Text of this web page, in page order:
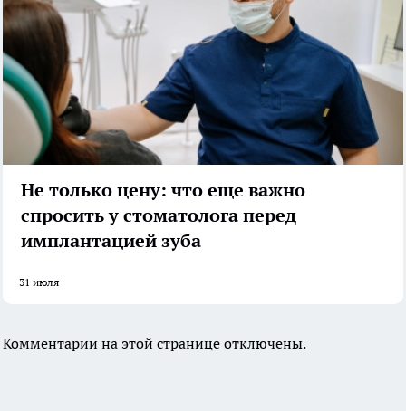
Не только цену: что еще важно
спросить у стоматолога перед
имплантацией зуба
31 июля
Комментарии на этой странице отключены.